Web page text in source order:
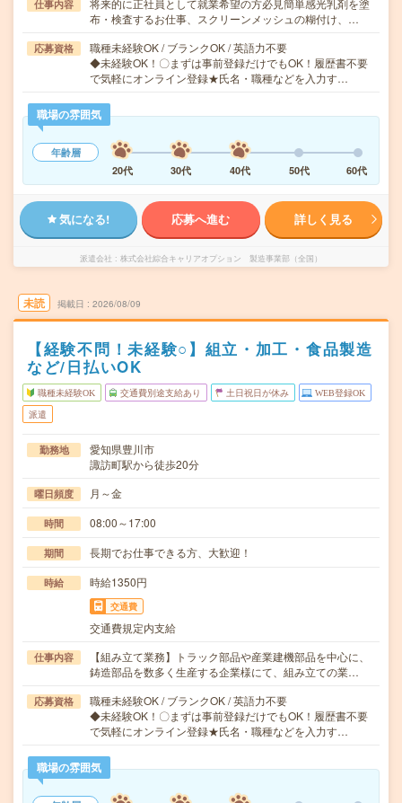
仕事内容
将来的に正社員として就業希望の方必見簡単感光乳剤を塗
布・検査するお仕事、スクリーンメッシュの糊付け、…
応募資格
職種未経験OK / ブランクOK / 英語力不要
◆未経験OK！〇まずは事前登録だけでもOK！履歴書不要
で気軽にオンライン登録★氏名・職種などを入力す…
職場の雰囲気
年齢層
20代
30代 40代 50代 60代
気になる! 応募へ進む 詳しく見る
派遣会社 株式会社綜合キャリアオプション 製造事業部（全国）
未読 掲載日 2026/08/09
【経験不問！未経験○】組立・加工・食品製造
など/日払いOK
職種未経験OK 交通費別途支給あり 土日祝日が休み WEB登録OK
派遣
勤務地
愛知県豊川市
諏訪町駅から徒歩20分
曜日頻度 月～金
時間 08:00～17:00
期間 長期でお仕事できる方、大歓迎！
時給 時給1350円
交通費
交通費規定内支給
仕事内容
【組み立て業務】トラック部品や産業建機部品を中心に、
鋳造部品を数多く生産する企業様にて、組み立ての業…
応募資格
職種未経験OK / ブランクOK / 英語力不要
◆未経験OK！〇まずは事前登録だけでもOK！履歴書不要
で気軽にオンライン登録★氏名・職種などを入力す…
職場の雰囲気